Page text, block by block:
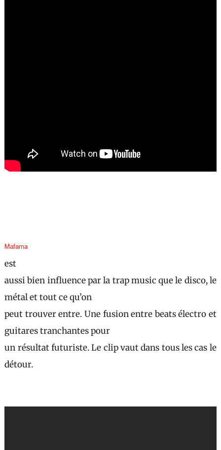
Mafama
est
aussi bien influence par la trap music que le disco, le
métal et tout ce qu’on
peut trouver entre. Une fusion entre beats électro et
guitares tranchantes pour
un résultat futuriste. Le clip vaut dans tous les cas le
détour.